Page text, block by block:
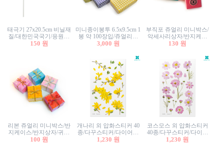
태극기 27x20.5cm 비닐재
질/대한민국국기/응원깃
발/행사깃발
150 원
미니종이봉투 6.5x9.5cm 1
봉 약 100장입/쥬얼리봉
투/증명사진봉투/악세사
3,000 원
부직포 쥬얼리 미니박스/
악세사리상자/반지케이
스/반지상자/귀걸이상자/
130 원
리본 쥬얼리 미니박스/반
지케이스/반지상자/귀걸
이상자/귀걸이박스/악세
100 원
개나리 외 압화스티커 40
종/다꾸스티커/다이어리
꾸미기/꽃스티커/자연물
1,230 원
코스모스 외 압화스티커
40종/다꾸스티커/다이어
리꾸미기/꽃스티커/자연
1,230 원